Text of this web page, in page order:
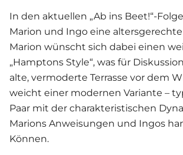
In den aktuellen „Ab ins Beet!“-
Marion und Ingo eine altersgerechte
Marion wünscht sich dabei einen
„Hamptons Style“, was für
alte, vermoderte Terrasse vor dem
weicht einer modernen Variante –
Paar mit der charakteristischen
Marions Anweisungen und Ingos
Können.